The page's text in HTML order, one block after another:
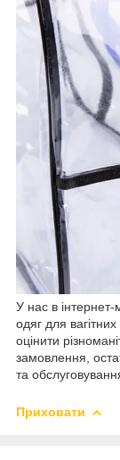
У нас в інтернет-
одяг для
оцінити
замовлення,
та
Приховати